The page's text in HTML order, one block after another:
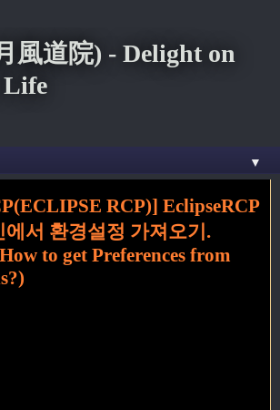
風道院) - Delight on
Life
▼
린 글
RCP)] EclipseRCP
서 환경설정 가져오기.
to get Preferences from